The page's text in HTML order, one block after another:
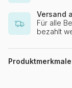
Versand
Für alle
bezahlt
Produktmerkmale